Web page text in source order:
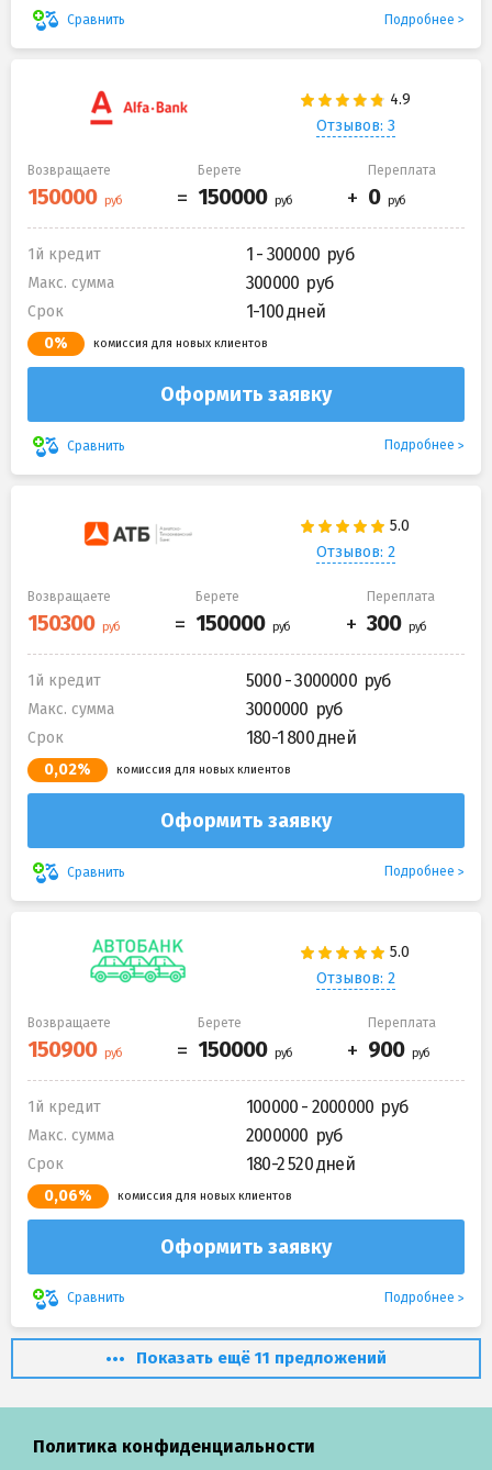
Сравнить Подробнее
Отзывов: 3
Возвращаете Берете Переплата
1й кредит 1 - 300000
Макс. сумма 300000
Срок 1-100 дней
0% комиссия для новых клиентов
Оформить заявку
Сравнить Подробнее
Отзывов: 2
Возвращаете Берете Переплата
1й кредит 5000 - 3000000
Макс. сумма 3000000
Срок 180-1 800 дней
0,02% комиссия для новых клиентов
Оформить заявку
Сравнить Подробнее
Отзывов: 2
Возвращаете Берете Переплата
1й кредит 100000 - 2000000
Макс. сумма 2000000
Срок 180-2 520 дней
0,06% комиссия для новых клиентов
Оформить заявку
Сравнить Подробнее
Показать ещё 11 предложений
Политика конфиденциальности